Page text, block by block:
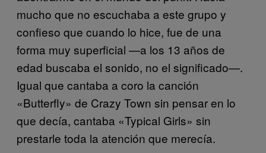
mucho que no escuchaba a este grupo y
confieso que cuando lo hice, fue de una
forma muy superficial —a los 13 años de
edad buscaba el sonido, no el significado—.
Igual que cantaba a coro la canción
«Butterfly» de Crazy Town sin pensar en lo
que decía, cantaba «Typical Girls» sin
prestarle toda la atención que merecía.